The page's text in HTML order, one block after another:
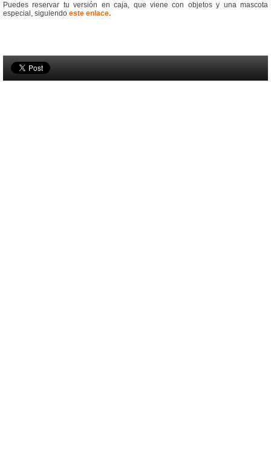
Puedes reservar tu versión en caja, que viene con objetos y una mascota
especial, siguiendo este enlace.